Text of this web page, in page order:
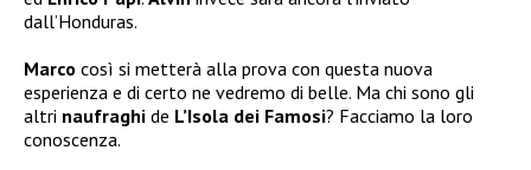
dall’Honduras.
Marco così si metterà alla prova con questa nuova
esperienza e di certo ne vedremo di belle. Ma chi sono gli
altri naufraghi de L’Isola dei Famosi? Facciamo la loro
conoscenza.